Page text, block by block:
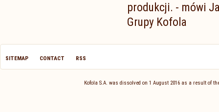
produkcji. - mówi
Grupy Kofola
SITEMAP CONTACT RSS
Kofola S.A. was dissolved on 1 August 2016 as a result of